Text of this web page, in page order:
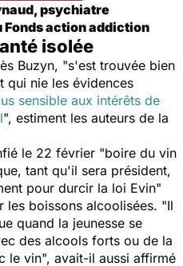
psychiatre
action addiction
isolée
Buzyn, "s'est trouvée bien
qui nie les évidences
sensible aux intérêts de
", estiment les auteurs de la
le 22 février "boire du vin
tant qu'il sera président,
pour durcir la loi Evin"
les boissons alcoolisées. "Il
quand la jeunesse se
des alcools forts ou de la
le vin", avait-il aussi affirmé